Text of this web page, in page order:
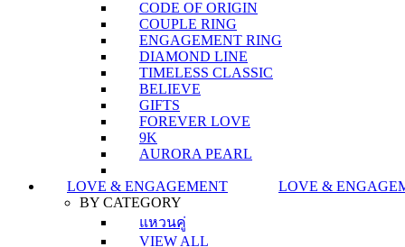
CODE OF ORIGIN
COUPLE RING
ENGAGEMENT RING
DIAMOND LINE
TIMELESS CLASSIC
BELIEVE
GIFTS
FOREVER LOVE
9K
AURORA PEARL
LOVE & ENGAGEMENT
LOVE &
BY CATEGORY
แหวนคู่
VIEW ALL